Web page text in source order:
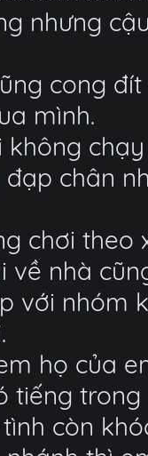
nhưng
cong
mình.
chân
chơi
về nhà
với nhóm
họ của
tiếng
còn